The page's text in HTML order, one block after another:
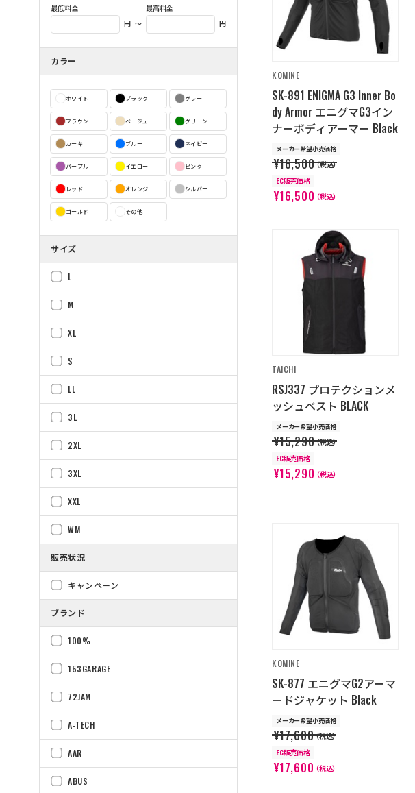
最低料金
円 ～
最高料金
円
カラー
ホワイト ブラック グレー
ブラウン ベージュ グリーン
カーキ ブルー ネイビー
パープル イエロー ピンク
レッド オレンジ シルバー
ゴールド その他
サイズ
L
M
XL
S
LL
3L
2XL
3XL
XXL
WM
販売状況
キャンペーン
ブランド
100%
153GARAGE
72JAM
A-TECH
AAR
ABUS
KOMINE
SK-891 ENIGMA G3 Inner Bo
dy Armor エニグマG3イン
ナーボディアーマー Black
メーカー希望小売価格
¥16,500（税込）
EC販売価格
¥16,500（税込）
TAICHI
RSJ337 プロテクションメ
ッシュベスト BLACK
メーカー希望小売価格
¥15,290（税込）
EC販売価格
¥15,290（税込）
KOMINE
SK-877 エニグマG2アーマ
ードジャケット Black
メーカー希望小売価格
¥17,600（税込）
EC販売価格
¥17,600（税込）